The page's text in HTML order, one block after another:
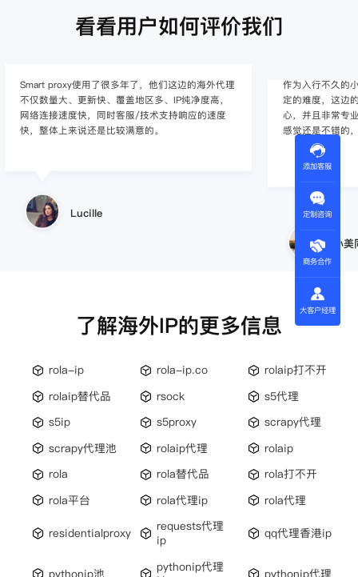
看看用户如何评价我们
作为入行不久的小白，上手使用Smart proxy会有一
定的难度，这边的客服人员/技术支持人员非常有耐
心，并且非常专业，很快就上手了，使用体验整体
感觉还是不错的，非常推荐身边的同行使用。
小美同学
作为一家跨境电
上面经营着多个
着强烈的需求，
商，不是断网就
使用效果，体验
的问题，使用效
王伟
了解海外IP的更多信息
rola-ip rola-ip.co
rolaip打不开
rolaip替代品
rsock
s5代理
s5ip
s5proxy
scrapy代理
scrapy代理池
rolaip代理
rolaip
rola
rola替代品
rola打不开
rola平台
rola代理ip rola代理
residentialproxy
requests代理
ip
qq代理香港ip
pythonip池
pythonip代理
pythonip代理
添加客服
定制咨询
商务合作
大客户经理